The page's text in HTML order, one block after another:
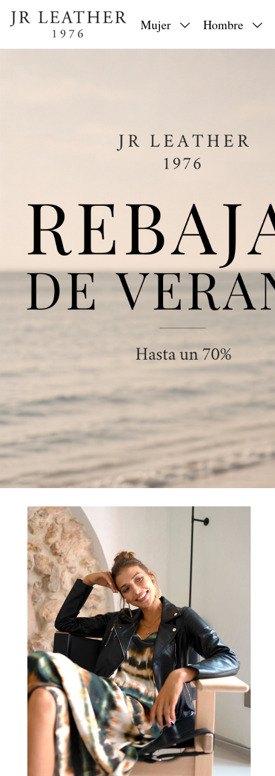
Mujer Hombre